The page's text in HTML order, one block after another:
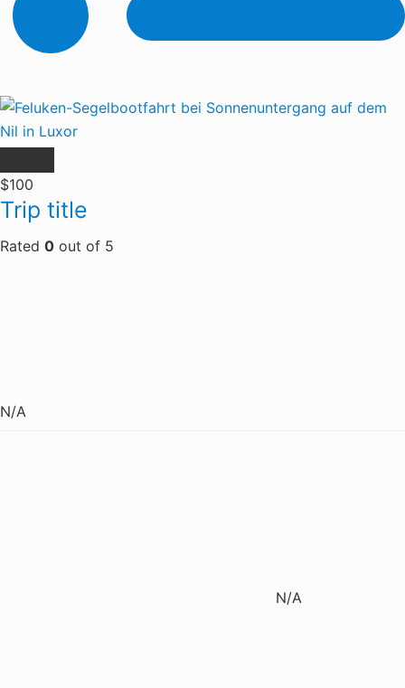
$100
Trip title
Rated 0 out of 5
N/A
N/A